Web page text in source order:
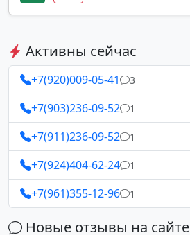
Активны сейчас
+7(920)009-05-41 3
+7(903)236-09-52 1
+7(911)236-09-52 1
+7(924)404-62-24 1
+7(961)355-12-96 1
Новые отзывы на сайте